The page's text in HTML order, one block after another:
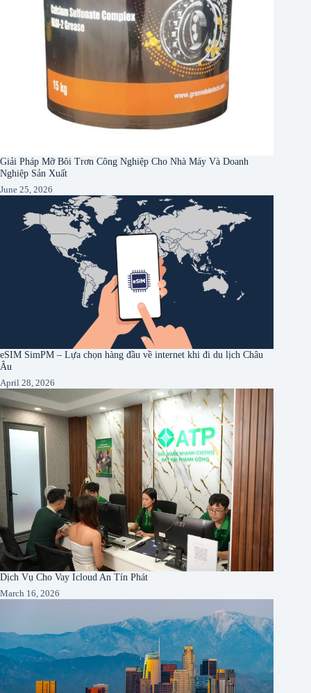
Giải Pháp Mỡ Bôi Trơn Công Nghiệp Cho Nhà Máy Và Doanh
Nghiệp Sản Xuất
June 25, 2026
eSIM SimPM – Lựa chọn hàng đầu về internet khi đi du lịch Châu
Âu
April 28, 2026
Dịch Vụ Cho Vay Icloud An Tín Phát
March 16, 2026